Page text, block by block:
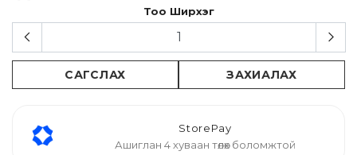
Тоо Ширхэг
САГСЛАХ ЗАХИАЛАХ
StorePay
Ашиглан 4 хуваан төлөх боломжтой